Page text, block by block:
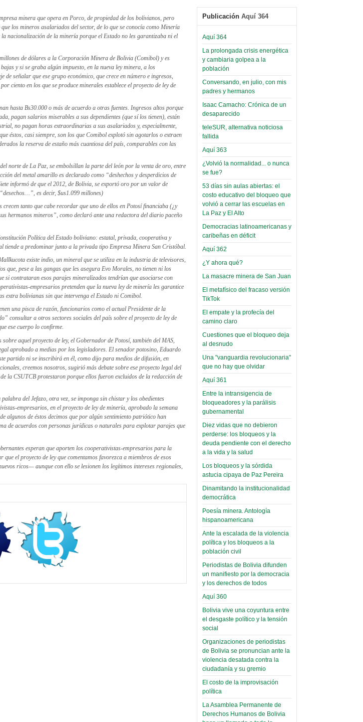
minera que opera en Porco, de propiedad de los bolivianos, pero
los mineros asalariados del sector, de lo que se conocía como Minería
nacionalización de la minería porque el Estado no les garantizaba ni el
de dólares a la Corporación Minera de Bolivia (Comibol) y es
y si se graba algún impuesto, en la nueva ley minera, a los
señalar que ese grupo económico, que crece en número e ingresos,
ciento en los que se produce minerales establece el proyecto de ley de
hasta Bs30.000 o más de acuerdo a otras fuentes. Ingresos altos porque
pagan salarios miserables a sus dependientes (que sí los tienen), están
no pagan horas extraordinarias a sus asalariados y, especialmente,
éstos, casi siempre, son los que Comibol explotó sin agotarlos o extraen
la reserva de estaño más cuantiosa del país, comparables con las
norte de La Paz, se embolsillan la parte del león por la venta de oro, entre
del metal amarillo es declarado como “deshechos y desperdicios de
informó de que el 2012, de Bolivia, se exportó oro por un valor de
es decir, $us1.099 millones)
tanto que cabe recordar que uno de ellos en Potosí financiaba (¿y
hermanos mineros”, como declaró ante una redactora del diario paceño
Política del Estado boliviano: estatal, privada, cooperativa y
a predominar junto a la privada tipo Empresa Minera San Cristóbal.
existe indio, un mineral que se utiliza en la industria de televisores,
que, pese a las gangas que les asegura Evo Morales, no tienen ni los
si contrataran esos parajes mineralizados tendrían que asociarse con
empresarios pretenden que la nueva ley de minería les garantice
bolivianas sin que intervenga el Estado ni Comibol.
una pisca de razón, funcionarios como el actual Presidente de la
consultar a otros sectores sociales del país sobre el proyecto de ley de
ese cuerpo lo confirme.
aquel proyecto de ley, el Gobernador de Potosí, también del MAS,
aprobado a medias por los legisladores. El senador potosino, Eduardo
partido ni se inscribirá en él, como dijo para medios de difusión, en
creemos nosotros, sugirió más debate sobre ese proyecto legal del
la CSUTCB protestaron porque ellos fueron excluidos de la redacción de
del Jefazo, otra vez, se imponga sin chistar y los obedientes
empresarios, en el proyecto de ley de minería, aprobado la semana
algunos de éstos decimos que por algún sentimiento patriótico han
de acuerdos con personas jurídicas o naturales para explotar parajes que
esperan que aporten los cooperativistas-empresarios para la
el proyecto de ley que comentamos favorezca a miembros de esos
ricos— aunque con ello se lesionen los legítimos intereses regionales,
Séptimo Encuentro de
Economistas
Sábado, 14 Octubre 2023
Leer Más...
Trabajo Social de la UMSA
volverá a las urnas para elegir a
su directora
Sábado, 14 Octubre 2023
Leer Más...
Candidatos del MAS se
presentarán en la UMSA
Jueves, 14 Septiembre 2023
Leer Más...
Carrera de Geografía realiza
Segundo Congreso Nacional
Viernes, 14 Octubre 2022
Leer Más...
Docentes y estudiantes de
Trabajo Social de la UMSA
elegirán directora
Viernes, 14 Octubre 2022
Leer Más...
“Tuna Femenina San Andrés”
toca y canta con coraje
Miércoles, 14 Septiembre 2022
Leer Más...
Posesionan a dirigentes de
Asociación de Docentes
Domingo, 14 Agosto 2022
Leer Más...
mano
Read more...
Infierno Covid
parte VI:
Gabinete de
Áñez se atribuye
construcción de
hospitales
prefabricados en
la que no tuvo
participación;
más de 24 horas
después rectifica
parcialmente
El Infamatorio
Miércoles, 09 Diciembre 2020
Read more...
Interpretación
de un álbum de
narco-fotos
(Miscelánea
Palaciega 8)
El Infamatorio
Miércoles, 19 Junio 2019
Read more...
Cosmética
descolonizadora
(Miscelánea
palaciega 7)
El Infamatorio
Lunes, 27 Mayo 2019
Read more...
Creacionismo,
filtraciones e
inicio de la
campaña del
MAS
(Miscelánea
palaciega 6)
El Infamatorio
Domingo, 12 Mayo 2019
Read more...
Publicación Aquí 364
Aquí 364
La prolongada crisis energética
y cambiaria golpea a la
población
Conversando, en julio, con mis
padres y hermanos
Isaac Camacho: Crónica de un
desaparecido
teleSUR, alternativa noticiosa
fallida
Aquí 363
¿Volvió la normalidad... o nunca
se fue?
53 días sin aulas abiertas: el
costo educativo del bloqueo que
volvió a cerrar las escuelas en
La Paz y El Alto
Democracias latinoamericanas y
caribeñas en déficit
Aquí 362
¿Y ahora qué?
La masacre minera de San Juan
El metafísico del fracaso versión
TikTok
El empate y la profecía del
camino claro
Cuestiones que el bloqueo deja
al desnudo
Una "vanguardia revolucionaria"
que no hay que olvidar
Aquí 361
Entre la intransigencia de
bloqueadores y la parálisis
gubernamental
Diez vidas que no debieron
perderse: los bloqueos y la
deuda pendiente con el derecho
a la vida y la salud
Los bloqueos y la sórdida
astucia cipaya de Paz Pereira
Dinamitando la institucionalidad
democrática
Poesía minera. Antología
hispanoamericana
Ante la escalada de la violencia
política y los bloqueos a la
población civil
Periodistas de Bolivia difunden
un manifiesto por la democracia
y los derechos de todos
Aquí 360
Bolivia vive una coyuntura entre
el desgaste político y la tensión
social
Organizaciones de periodistas
de Bolivia se pronuncian ante la
violencia desatada contra la
ciudadanía y su gremio
El costo de la improvisación
política
La Asamblea Permanente de
Derechos Humanos de Bolivia